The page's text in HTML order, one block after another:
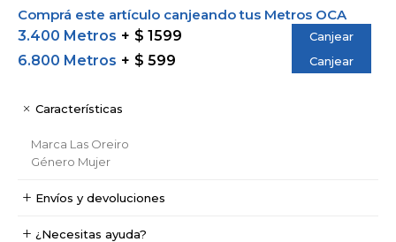
Comprá este artículo canjeando tus Metros OCA
3.400 Metros
$ 1599 Canjear
6.800 Metros $ 599 Canjear
Características
Marca Las Oreiro
Género Mujer
Envíos y devoluciones
¿Necesitas ayuda?